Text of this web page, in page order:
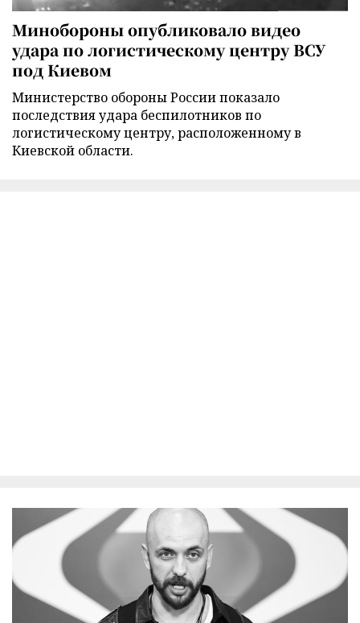
Минобороны опубликовало видео
удара по логистическому центру ВСУ
под Киевом
Министерство обороны России показало
последствия удара беспилотников по
логистическому центру, расположенному в
Киевской области.